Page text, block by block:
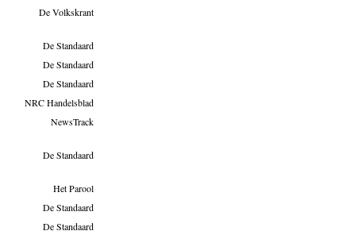
De Volkskrant
De Standaard
De Standaard
De Standaard
NRC Handelsblad
NewsTrack
De Standaard
Het Parool
De Standaard
De Standaard